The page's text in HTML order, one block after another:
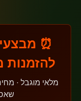
⏰
להזמנות
מלאי מוגבל ·